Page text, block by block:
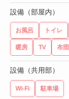
設備（部屋内）
お風呂 トイレ
暖房 TV 布団
設備（共用部）
Wi-Fi 駐車場